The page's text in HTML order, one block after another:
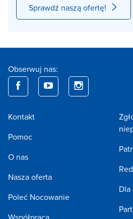
Sprawdź naszą ofertę!
Obserwuj nas:
Kontakt
Pomoc
O nas
Nasza oferta
Poleć Nocowanie
Dla